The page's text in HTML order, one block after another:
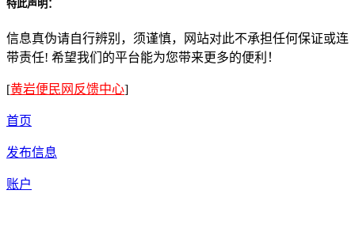
特此声明：
信息真伪请自行辨别，须谨慎，网站对此不承担任何保证或连
带责任! 希望我们的平台能为您带来更多的便利！
[黄岩便民网反馈中心]
首页
发布信息
账户